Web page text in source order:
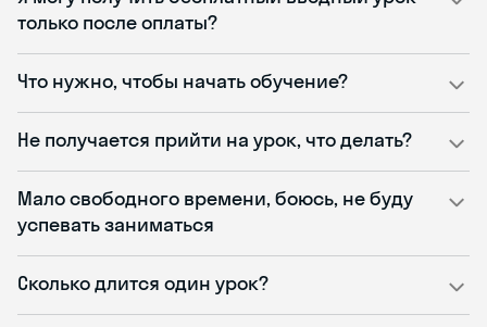
только после оплаты?
Что нужно, чтобы начать обучение?
Не получается прийти на урок, что делать?
Мало свободного времени, боюсь, не буду
успевать заниматься
Сколько длится один урок?